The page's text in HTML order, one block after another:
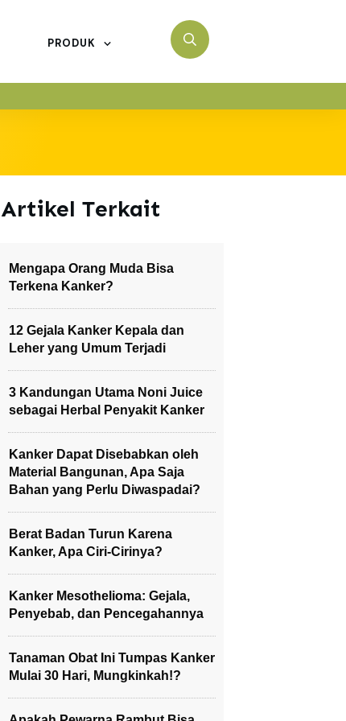
PRODUK
Artikel Terkait
Mengapa Orang Muda Bisa
Terkena Kanker?
12 Gejala Kanker Kepala dan
Leher yang Umum Terjadi
3 Kandungan Utama Noni Juice
sebagai Herbal Penyakit Kanker
Kanker Dapat Disebabkan oleh
Material Bangunan, Apa Saja
Bahan yang Perlu Diwaspadai?
Berat Badan Turun Karena
Kanker, Apa Ciri-Cirinya?
Kanker Mesothelioma: Gejala,
Penyebab, dan Pencegahannya
Tanaman Obat Ini Tumpas Kanker
Mulai 30 Hari, Mungkinkah!?